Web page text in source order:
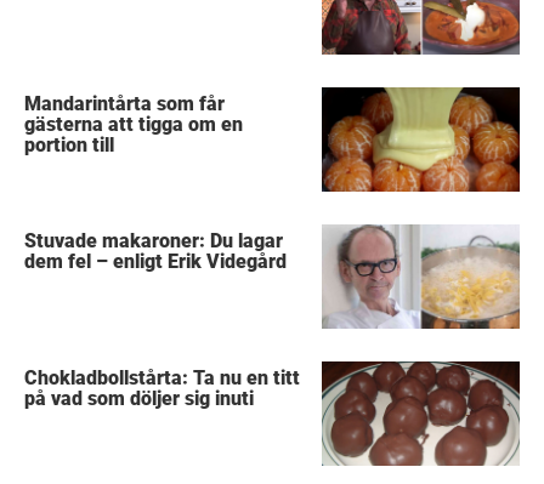
Mandarintårta som får
gästerna att tigga om en
portion till
Stuvade makaroner: Du lagar
dem fel – enligt Erik Videgård
Chokladbollstårta: Ta nu en titt
på vad som döljer sig inuti